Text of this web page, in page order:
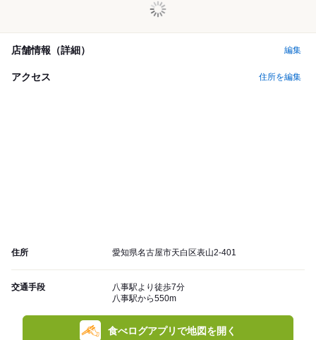
店舗情報（詳細） 編集
アクセス 住所を編集
住所 愛知県名古屋市天白区表山2-401
交通手段
八事駅より徒歩7分
八事駅から550m
食べログアプリで地図を開く